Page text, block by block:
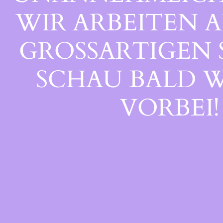
WIR ARBEITEN
GROSSARTIGEN
CHAU BALD
ORBEI!